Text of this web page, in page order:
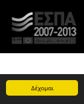
Δέχομαι